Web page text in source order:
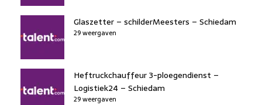
Glaszetter – schilderMeesters – Schiedam
29 weergaven
Heftruckchauffeur 3-ploegendienst –
Logistiek24 – Schiedam
29 weergaven